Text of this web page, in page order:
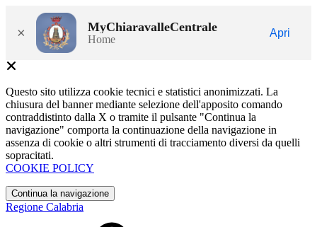
× MyChiaravalleCentrale
Home
Apri
Questo sito utilizza cookie tecnici e statistici anonimizzati. La
chiusura del banner mediante selezione dell'apposito comando
contraddistinto dalla X o tramite il pulsante "Continua la
navigazione" comporta la continuazione della navigazione in
assenza di cookie o altri strumenti di tracciamento diversi da quelli
sopracitati.
COOKIE POLICY
Continua la navigazione
Regione Calabria